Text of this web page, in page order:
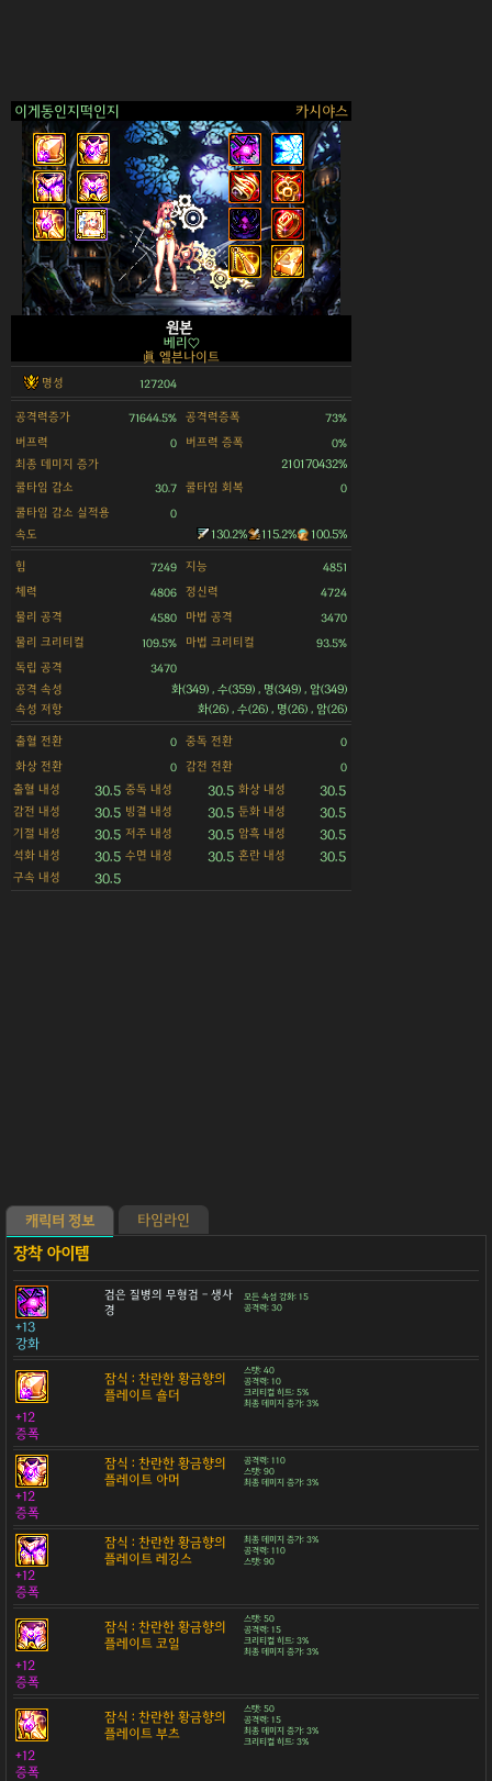
이게동인지떡인지 카시야스
>
원본
베리♡
眞 엘븐나이트
명성 127204
공격력증가 71644.5% 공격력증폭 73%
버프력 0 버프력 증폭 0%
최종 데미지 증가
210170432%
쿨타임 감소
30.7 쿨타임 회복 0
쿨타임 감소 실적용 0
속도 130.2% 115.2% 100.5%
힘 7249 지능 4851
체력 4806 정신력 4724
물리 공격 4580 마법 공격 3470
물리 크리티컬 109.5% 마법 크리티컬 93.5%
독립 공격 3470
공격 속성
화(349) , 수(359) , 명(349) , 암(349)
속성 저항
화(26) , 수(26) , 명(26) , 암(26)
출혈 전환 0 중독 전환 0
화상 전환 0 감전 전환 0
출혈 내성 30.5 중독 내성 30.5 화상 내성 30.5
감전 내성 30.5 빙결 내성 30.5 둔화 내성 30.5
기절 내성 30.5 저주 내성 30.5 암흑 내성 30.5
석화 내성 30.5 수면 내성 30.5 혼란 내성 30.5
구속 내성 30.5
캐릭터 정보 타임라인
검은 질병의 무형검 - 생사
경
모든 속성 강화: 15
공격력: 30
+13
강화
잠식 : 찬란한 황금향의
플레이트 숄더
스탯: 40
공격력: 10
크리티컬 히트: 5%
최종 데미지 증가: 3%
+12
증폭
잠식 : 찬란한 황금향의
플레이트 아머
공격력: 110
스탯: 90
최종 데미지 증가: 3%
+12
증폭
잠식 : 찬란한 황금향의
플레이트 레깅스
최종 데미지 증가: 3%
공격력: 110
스탯: 90
+12
증폭
잠식 : 찬란한 황금향의
플레이트 코일
스탯: 50
공격력: 15
크리티컬 히트: 3%
최종 데미지 증가: 3%
+12
증폭
잠식 : 찬란한 황금향의
플레이트 부츠
스탯: 50
공격력: 15
최종 데미지 증가: 3%
크리티컬 히트: 3%
+12
증폭